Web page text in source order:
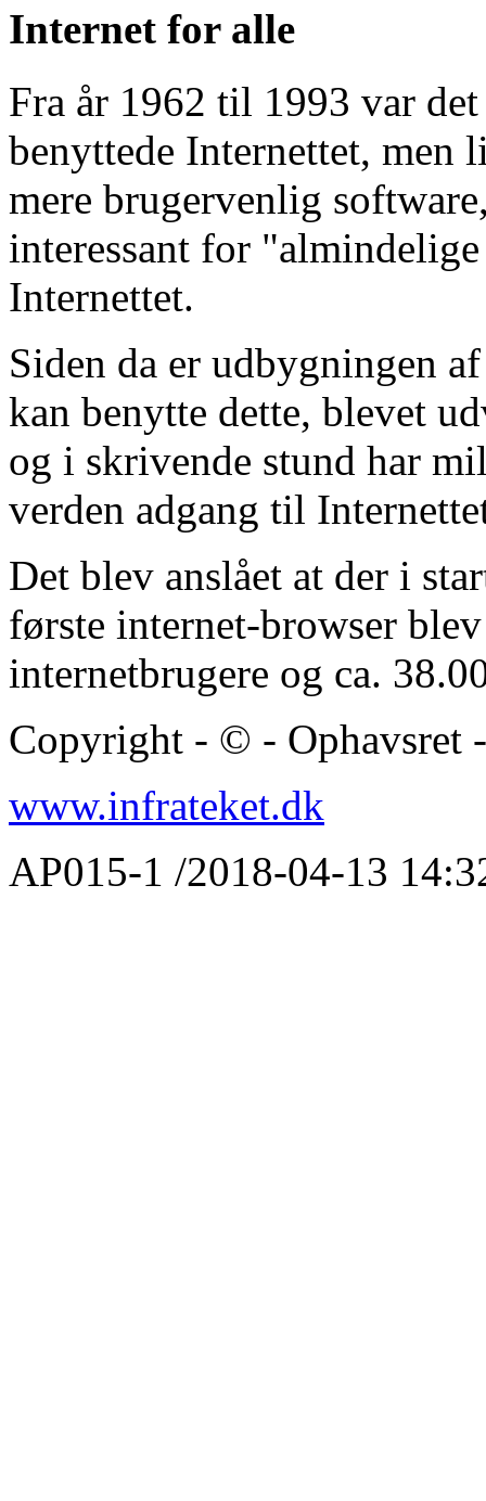
Internet for alle
Fra år 1962 til 1993 var
benyttede Internettet, men
mere brugervenlig
interessant for
Internettet.
Siden da er udbygningen
kan benytte dette, blevet
og i skrivende stund har
verden adgang til
Det blev anslået at der i
første internet-browser
internetbrugere og ca.
Copyright - © - Ophavsret
www.infrateket.dk
AP015-1 /2018-04-13